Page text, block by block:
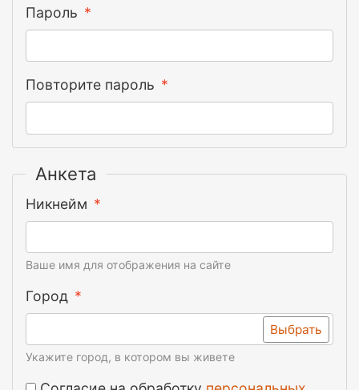
Пароль
Повторите пароль
Анкета
Никнейм
Ваше имя для отображения на сайте
Город
Выбрать
Укажите город, в котором вы живете